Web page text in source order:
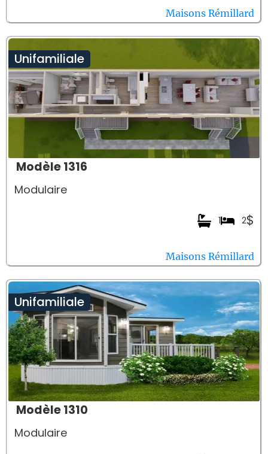
Maisons Rémillard
Unifamiliale
Modèle 1316
Modulaire
$
2
1
Maisons Rémillard
Unifamiliale
Modèle 1310
Modulaire